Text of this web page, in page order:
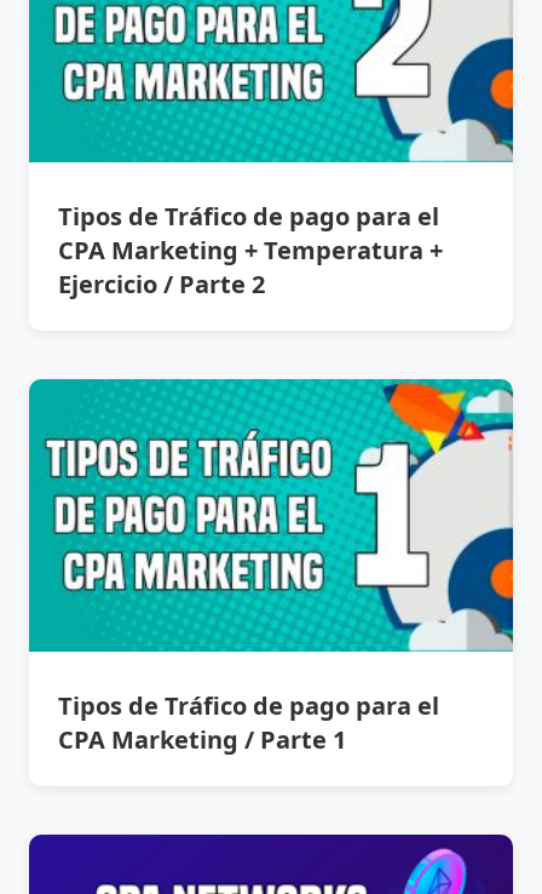
Tipos de Tráfico de pago para el
CPA Marketing + Temperatura +
Ejercicio / Parte 2
Tipos de Tráfico de pago para el
CPA Marketing / Parte 1